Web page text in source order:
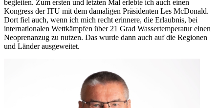
begleiten. Zum ersten und letzten Mal erlebte ich auch einen
Kongress der ITU mit dem damaligen Präsidenten Les McDonald.
Dort fiel auch, wenn ich mich recht erinnere, die Erlaubnis, bei
internationalen Wettkämpfen über 21 Grad Wassertemperatur einen
Neoprenanzug zu nutzen. Das wurde dann auch auf die Regionen
und Länder ausgeweitet.